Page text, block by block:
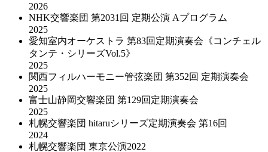
2026
NHK交響楽団 第2031回 定期公演 Aプログラム
2025
愛知室内オーケストラ 第83回定期演奏会《コンチェル
タンテ・シリーズVol.5》
2025
関西フィルハーモニー管弦楽団 第352回 定期演奏会
2025
富士山静岡交響楽団 第129回定期演奏会
2025
札幌交響楽団 hitaruシリーズ定期演奏会 第16回
2024
札幌交響楽団 東京公演2022